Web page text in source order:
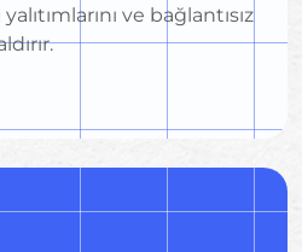
ve bağlantısız